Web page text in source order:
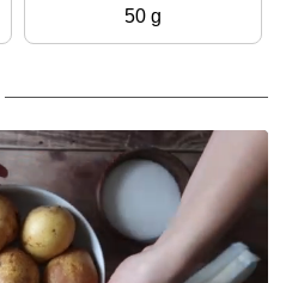
50 g